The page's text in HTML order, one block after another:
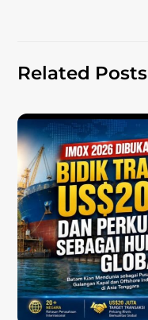
Related Posts